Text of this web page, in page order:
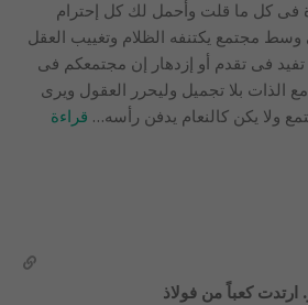
فى كل ما قلت وأحمل لك كل إحترام
مجتمع يكتنفه الظلام وتغييب العقل
تفيد فى تقدم أو إزدهار إن مجتمعكم فى
الذات بلا تجميل وليحرر العقول ويرى
ولا يكن كالنعام يدفن رأسه… قراءة
كعباً من فولاذ